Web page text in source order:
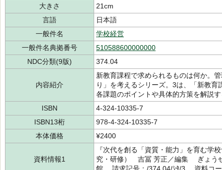
大きさ
21cm
言語
日本語
一般件名
学校経営
一般件名典拠番号
510588600000000
NDC分類(9版)
374.04
内容紹介
新教育課程で求められるものは何か。
り」を考えるシリーズ。3は、「新教
各課題のポイントや具体的方策を解説
ISBN
4-324-10335-7
ISBN13桁
978-4-324-10335-7
本体価格
¥2400
資料情報1
『次代を創る「資質・能力」を育む学
究・研修） 吉冨 芳正／編集 ぎょう